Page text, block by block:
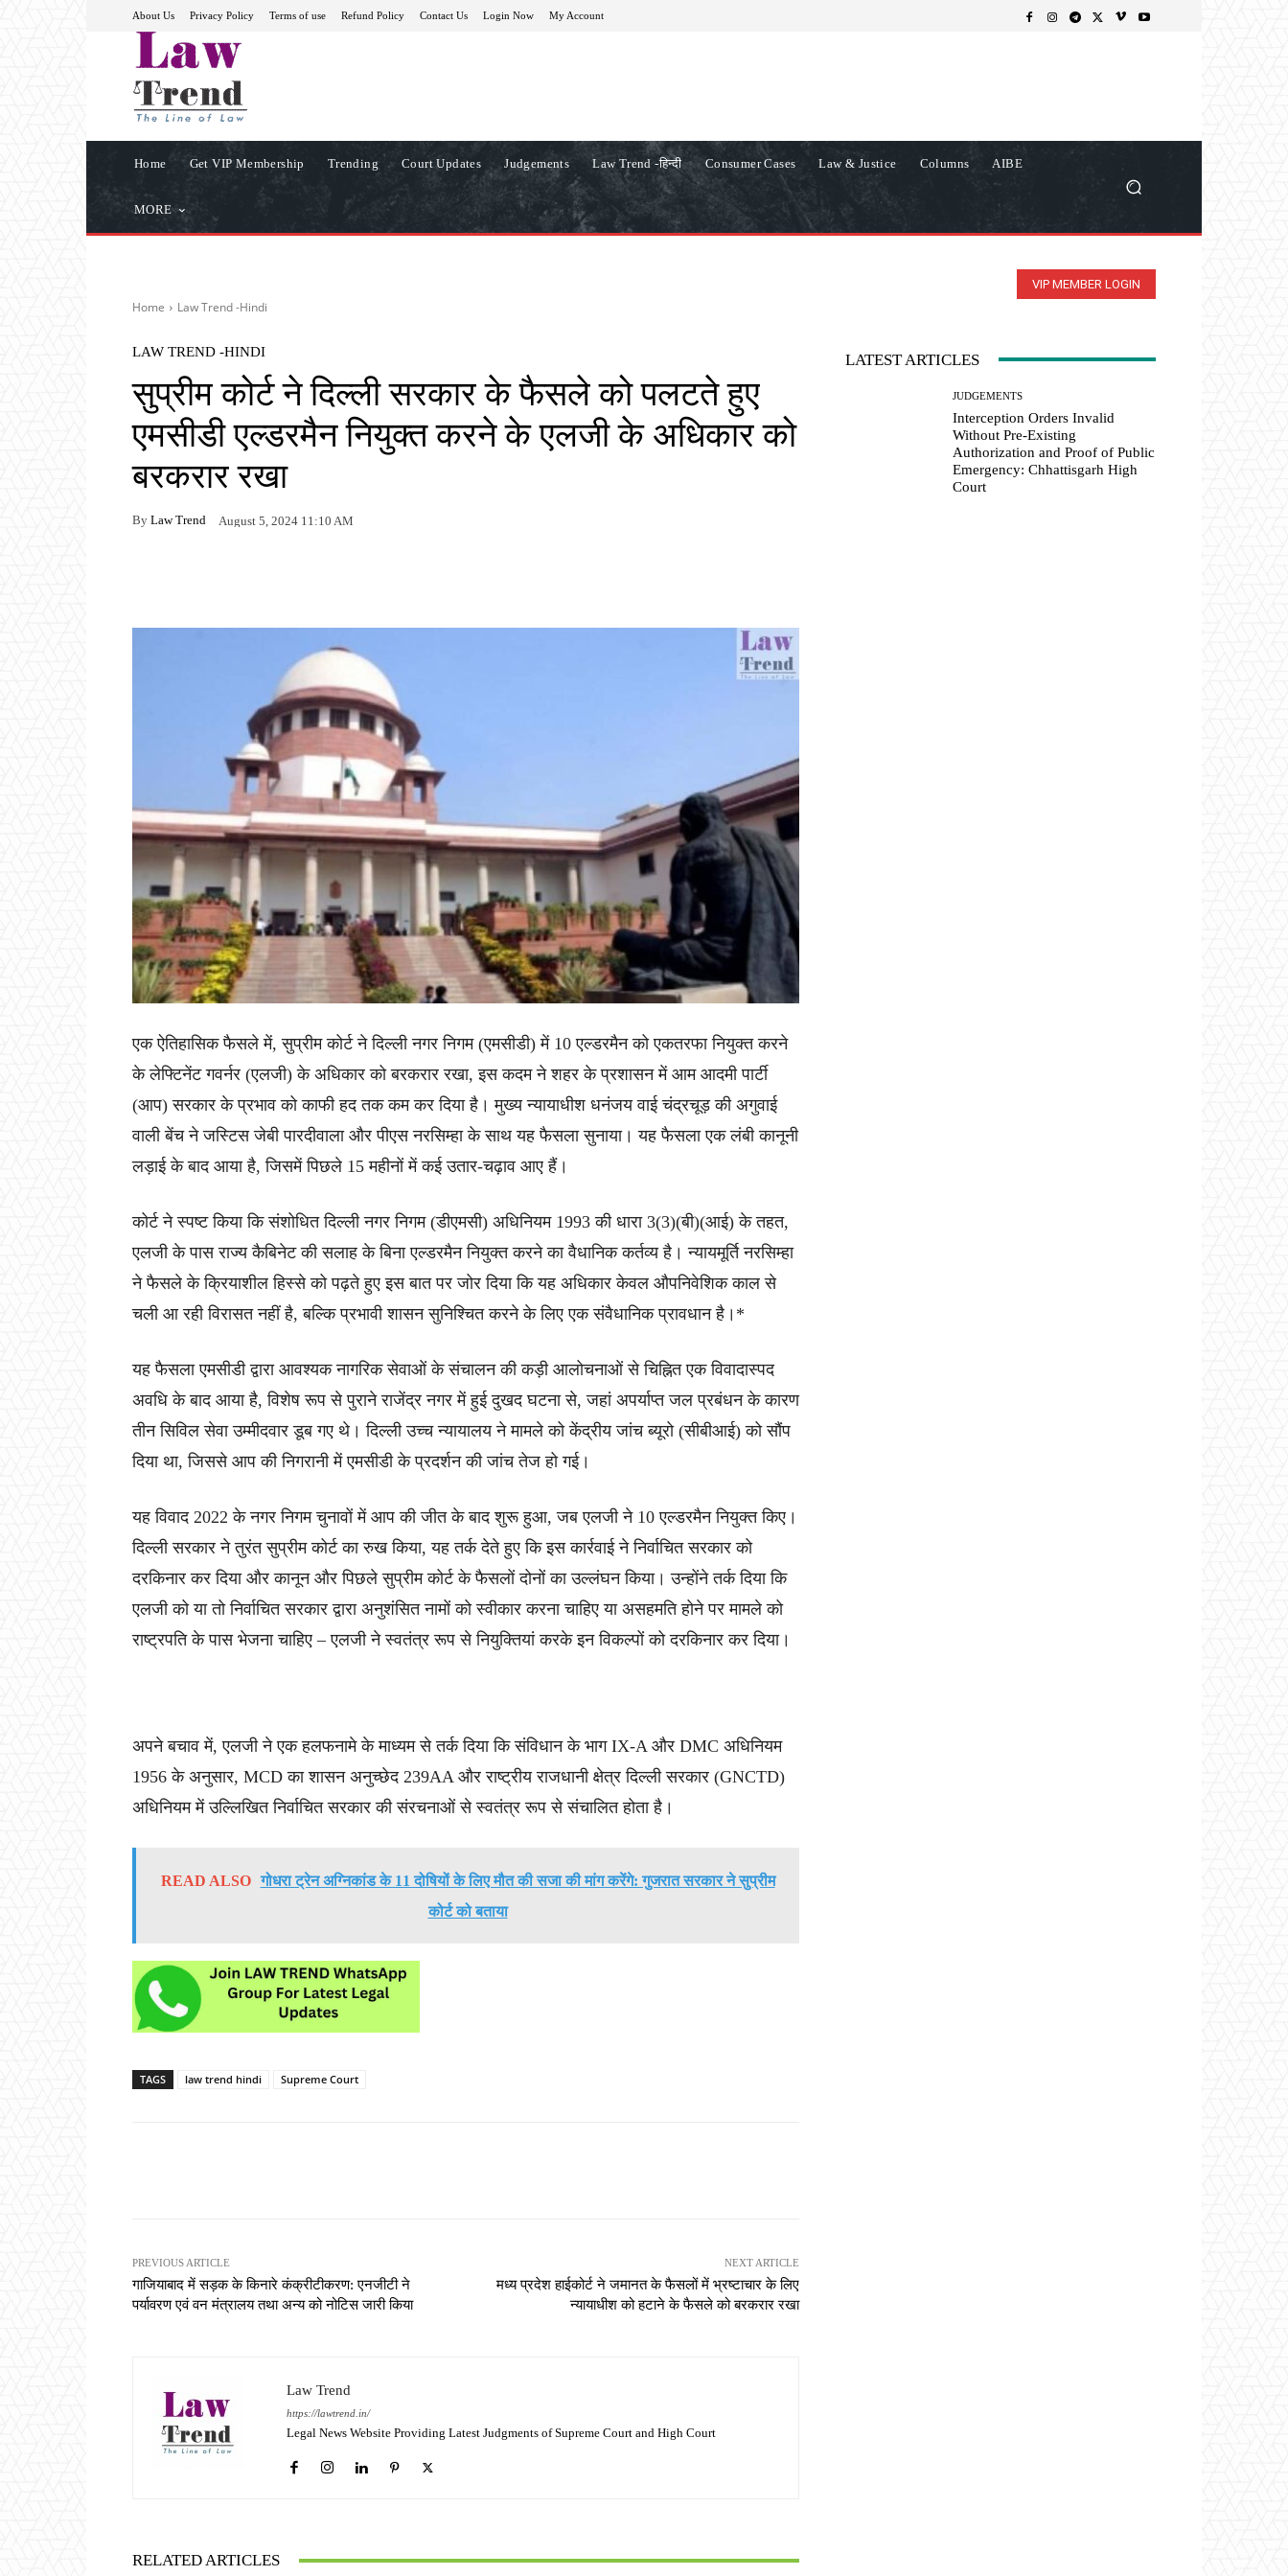
About Us Privacy Policy Terms of use Refund Policy Contact Us Login Now My Account
Home Get VIP Membership Trending Court Updates Judgements Law Trend -हिन्दी Consumer Cases Law & Justice Columns AIBE
MORE
VIP MEMBER LOGIN
Home Law Trend -Hindi
LAW TREND -HINDI
सुप्रीम कोर्ट ने दिल्ली सरकार के फैसले को पलटते हुए
एमसीडी एल्डरमैन नियुक्त करने के एलजी के अधिकार को
बरकरार रखा
By Law Trend August 5, 2024 11:10 AM
एक ऐतिहासिक फैसले में, सुप्रीम कोर्ट ने दिल्ली नगर निगम (एमसीडी) में 10 एल्डरमैन को एकतरफा नियुक्त करने
के लेफ्टिनेंट गवर्नर (एलजी) के अधिकार को बरकरार रखा, इस कदम ने शहर के प्रशासन में आम आदमी पार्टी
(आप) सरकार के प्रभाव को काफी हद तक कम कर दिया है। मुख्य न्यायाधीश धनंजय वाई चंद्रचूड़ की अगुवाई
वाली बेंच ने जस्टिस जेबी पारदीवाला और पीएस नरसिम्हा के साथ यह फैसला सुनाया। यह फैसला एक लंबी कानूनी
लड़ाई के बाद आया है, जिसमें पिछले 15 महीनों में कई उतार-चढ़ाव आए हैं।
कोर्ट ने स्पष्ट किया कि संशोधित दिल्ली नगर निगम (डीएमसी) अधिनियम 1993 की धारा 3(3)(बी)(आई) के तहत,
एलजी के पास राज्य कैबिनेट की सलाह के बिना एल्डरमैन नियुक्त करने का वैधानिक कर्तव्य है। न्यायमूर्ति नरसिम्हा
ने फैसले के क्रियाशील हिस्से को पढ़ते हुए इस बात पर जोर दिया कि यह अधिकार केवल औपनिवेशिक काल से
चली आ रही विरासत नहीं है, बल्कि प्रभावी शासन सुनिश्चित करने के लिए एक संवैधानिक प्रावधान है।*
यह फैसला एमसीडी द्वारा आवश्यक नागरिक सेवाओं के संचालन की कड़ी आलोचनाओं से चिह्नित एक विवादास्पद
अवधि के बाद आया है, विशेष रूप से पुराने राजेंद्र नगर में हुई दुखद घटना से, जहां अपर्याप्त जल प्रबंधन के कारण
तीन सिविल सेवा उम्मीदवार डूब गए थे। दिल्ली उच्च न्यायालय ने मामले को केंद्रीय जांच ब्यूरो (सीबीआई) को सौंप
दिया था, जिससे आप की निगरानी में एमसीडी के प्रदर्शन की जांच तेज हो गई।
यह विवाद 2022 के नगर निगम चुनावों में आप की जीत के बाद शुरू हुआ, जब एलजी ने 10 एल्डरमैन नियुक्त किए।
दिल्ली सरकार ने तुरंत सुप्रीम कोर्ट का रुख किया, यह तर्क देते हुए कि इस कार्रवाई ने निर्वाचित सरकार को
दरकिनार कर दिया और कानून और पिछले सुप्रीम कोर्ट के फैसलों दोनों का उल्लंघन किया। उन्होंने तर्क दिया कि
एलजी को या तो निर्वाचित सरकार द्वारा अनुशंसित नामों को स्वीकार करना चाहिए या असहमति होने पर मामले को
राष्ट्रपति के पास भेजना चाहिए – एलजी ने स्वतंत्र रूप से नियुक्तियां करके इन विकल्पों को दरकिनार कर दिया।
अपने बचाव में, एलजी ने एक हलफनामे के माध्यम से तर्क दिया कि संविधान के भाग IX-A और DMC अधिनियम
1956 के अनुसार, MCD का शासन अनुच्छेद 239AA और राष्ट्रीय राजधानी क्षेत्र दिल्ली सरकार (GNCTD)
अधिनियम में उल्लिखित निर्वाचित सरकार की संरचनाओं से स्वतंत्र रूप से संचालित होता है।
READ ALSO गोधरा ट्रेन अग्निकांड के 11 दोषियों के लिए मौत की सजा की मांग करेंगे: गुजरात सरकार ने सुप्रीम
कोर्ट को बताया
TAGS law trend hindi Supreme Court
PREVIOUS ARTICLE
गाजियाबाद में सड़क के किनारे कंक्रीटीकरण: एनजीटी ने
पर्यावरण एवं वन मंत्रालय तथा अन्य को नोटिस जारी किया
NEXT ARTICLE
मध्य प्रदेश हाईकोर्ट ने जमानत के फैसलों में भ्रष्टाचार के लिए
न्यायाधीश को हटाने के फैसले को बरकरार रखा
Law Trend
https://lawtrend.in/
Legal News Website Providing Latest Judgments of Supreme Court and High Court
RELATED ARTICLES
LATEST ARTICLES
JUDGEMENTS
Interception Orders Invalid
Without Pre-Existing
Authorization and Proof of Public
Emergency: Chhattisgarh High
Court